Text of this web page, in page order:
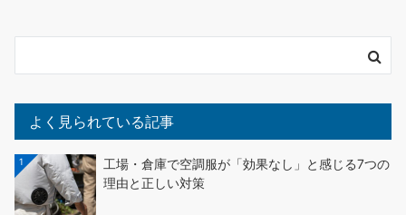
よく見られている記事
1
工場・倉庫で空調服が「効果なし」と感じる7つの
理由と正しい対策